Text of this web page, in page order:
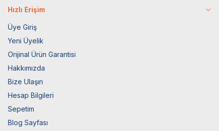
Hızlı Erişim
Üye Giriş
Yeni Üyelik
Orijinal Ürün Garantisi
Hakkımızda
Bize Ulaşın
Hesap Bilgileri
Sepetim
Blog Sayfası